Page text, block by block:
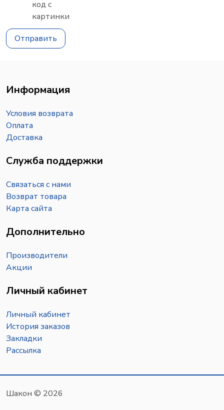
Отправить
Информация
Условия возврата
Оплата
Доставка
Служба поддержки
Связаться с нами
Возврат товара
Карта сайта
Дополнительно
Производители
Акции
Личный кабинет
Личный кабинет
История заказов
Закладки
Рассылка
Шакон © 2026